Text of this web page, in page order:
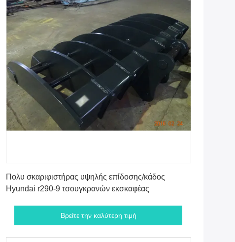
Πολυ σκαριφιστήρας υψηλής επίδοσης/κάδος
Hyundai r290-9 τσουγκρανών εκσκαφέας
Βρείτε την καλύτερη τιμή